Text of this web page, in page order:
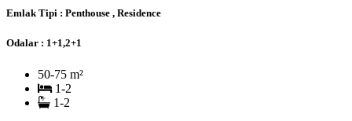
Emlak Tipi : Penthouse , Residence
Odalar : 1+1,2+1
50-75 m²
1-2
1-2